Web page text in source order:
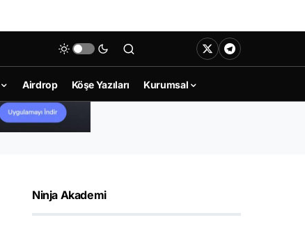
Airdrop Köşe Yazıları Kurumsal
Ninja Akademi